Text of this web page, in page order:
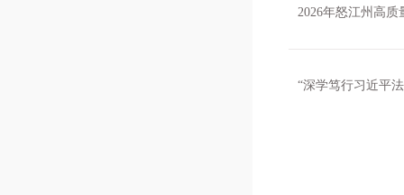
2026年怒江州高
“深学笃行习近平